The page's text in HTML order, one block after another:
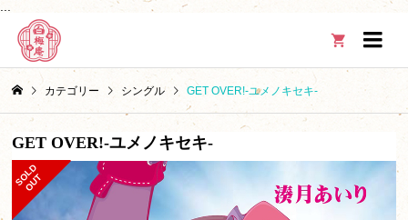

カテゴリー シングル GET OVER!-ユメノキセキ-
GET OVER!-ユメノキセキ-
S
O
L
D
O
U
T